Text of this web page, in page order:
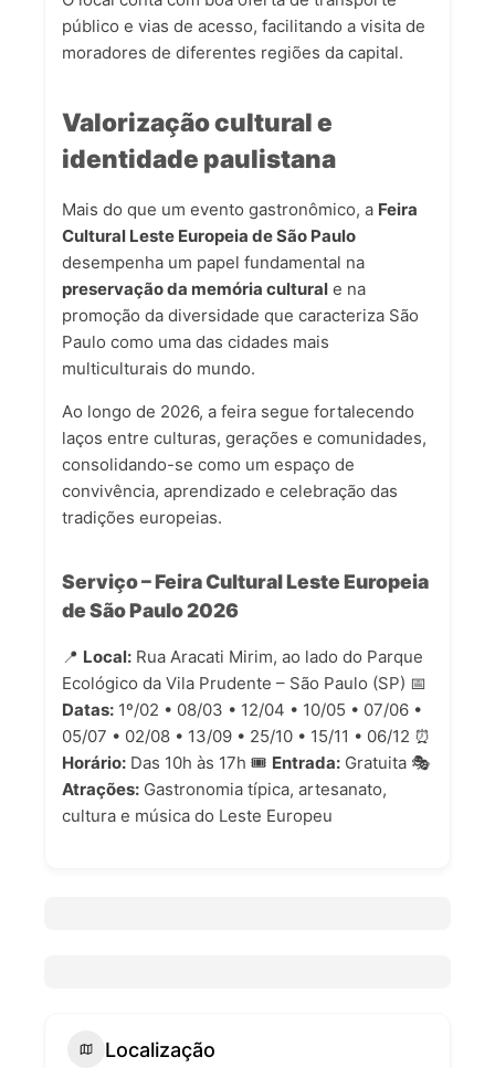
público e vias de acesso, facilitando a visita de
moradores de diferentes regiões da capital.
Valorização cultural e
identidade paulistana
Mais do que um evento gastronômico, a Feira
Cultural Leste Europeia de São Paulo
desempenha um papel fundamental na
preservação da memória cultural e na
promoção da diversidade que caracteriza São
Paulo como uma das cidades mais
multiculturais do mundo.
Ao longo de 2026, a feira segue fortalecendo
laços entre culturas, gerações e comunidades,
consolidando-se como um espaço de
convivência, aprendizado e celebração das
tradições europeias.
Serviço – Feira Cultural Leste Europeia
de São Paulo 2026
📍 Local: Rua Aracati Mirim, ao lado do Parque
Ecológico da Vila Prudente – São Paulo (SP) 📅
Datas: 1º/02 • 08/03 • 12/04 • 10/05 • 07/06 •
05/07 • 02/08 • 13/09 • 25/10 • 15/11 • 06/12 ⏰
Horário: Das 10h às 17h 🎟️ Entrada: Gratuita 🎭
Atrações: Gastronomia típica, artesanato,
cultura e música do Leste Europeu
Localização